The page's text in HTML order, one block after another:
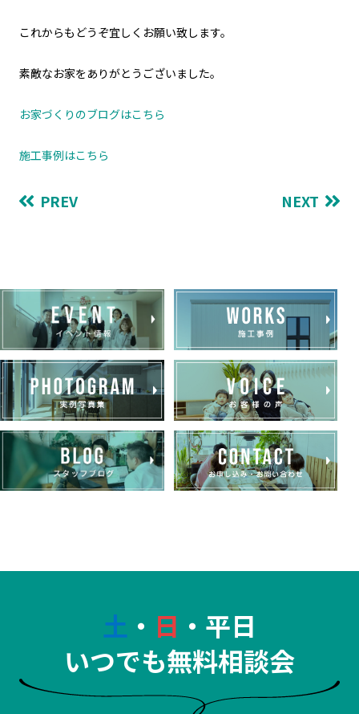
これからもどうぞ宜しくお願い致します。
素敵なお家をありがとうございました。
お家づくりのブログはこちら
施工事例はこちら
PREV NEXT
土 ・ 日 ・平日
いつでも無料相談会